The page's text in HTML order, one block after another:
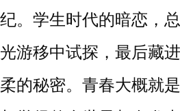
纪。学生时代的暗恋，
光游移中试探 ，最后藏进
柔的秘密。 青春大概就